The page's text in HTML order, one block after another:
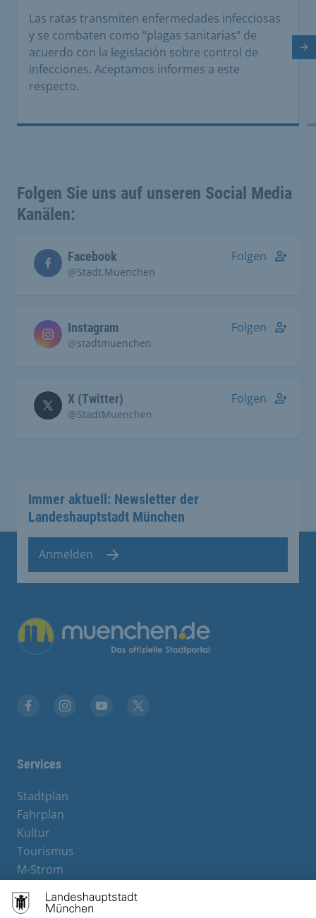
Las ratas transmiten enfermedades infecciosas
y se combaten como "plagas sanitarias" de
acuerdo con la legislación sobre control de
infecciones. Aceptamos informes a este
respecto.
Folgen Sie uns auf unseren Social Media
Kanälen:
Facebook
@Stadt.Muenchen
Folgen
Instagram
@stadtmuenchen
Folgen
X (Twitter)
@StadtMuenchen
Folgen
Immer aktuell: Newsletter der
Landeshauptstadt München
Anmelden
Übergreifende Links
Services
Stadtplan
Fahrplan
Kultur
Tourismus
M-Strom
Hotels